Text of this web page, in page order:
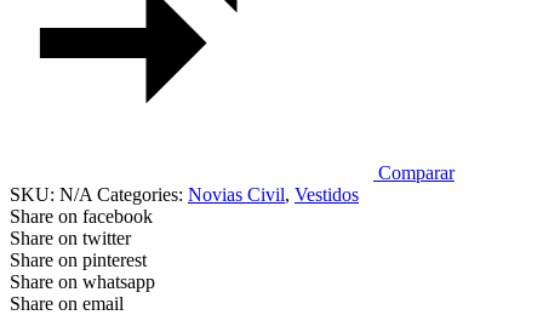
Comparar
SKU: N/A Categories: Novias Civil, Vestidos
Share on facebook
Share on twitter
Share on pinterest
Share on whatsapp
Share on email